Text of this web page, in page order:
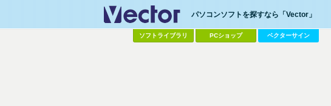
パソコンソフトを探すなら「Vector」
ソフトライブラリ PCショップ ベクターサイン